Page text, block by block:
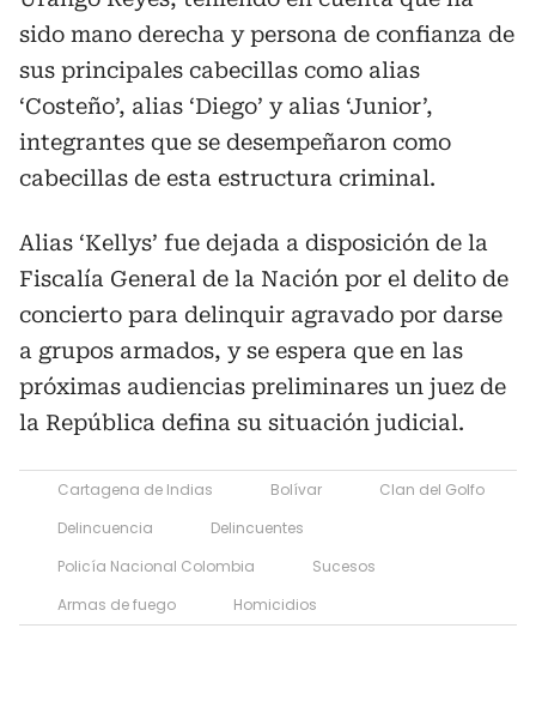
sido mano derecha y persona de confianza de
sus principales cabecillas como alias
‘Costeño’, alias ‘Diego’ y alias ‘Junior’,
integrantes que se desempeñaron como
cabecillas de esta estructura criminal.
Alias ‘Kellys’ fue dejada a disposición de la
Fiscalía General de la Nación por el delito de
concierto para delinquir agravado por darse
a grupos armados, y se espera que en las
próximas audiencias preliminares un juez de
la República defina su situación judicial.
Cartagena de Indias Bolívar
Clan del Golfo
Delincuencia
Delincuentes
Policía Nacional Colombia
Sucesos
Armas de fuego
Homicidios